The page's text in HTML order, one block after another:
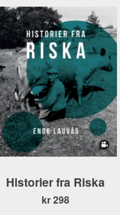
Historier fra Riska
kr 298